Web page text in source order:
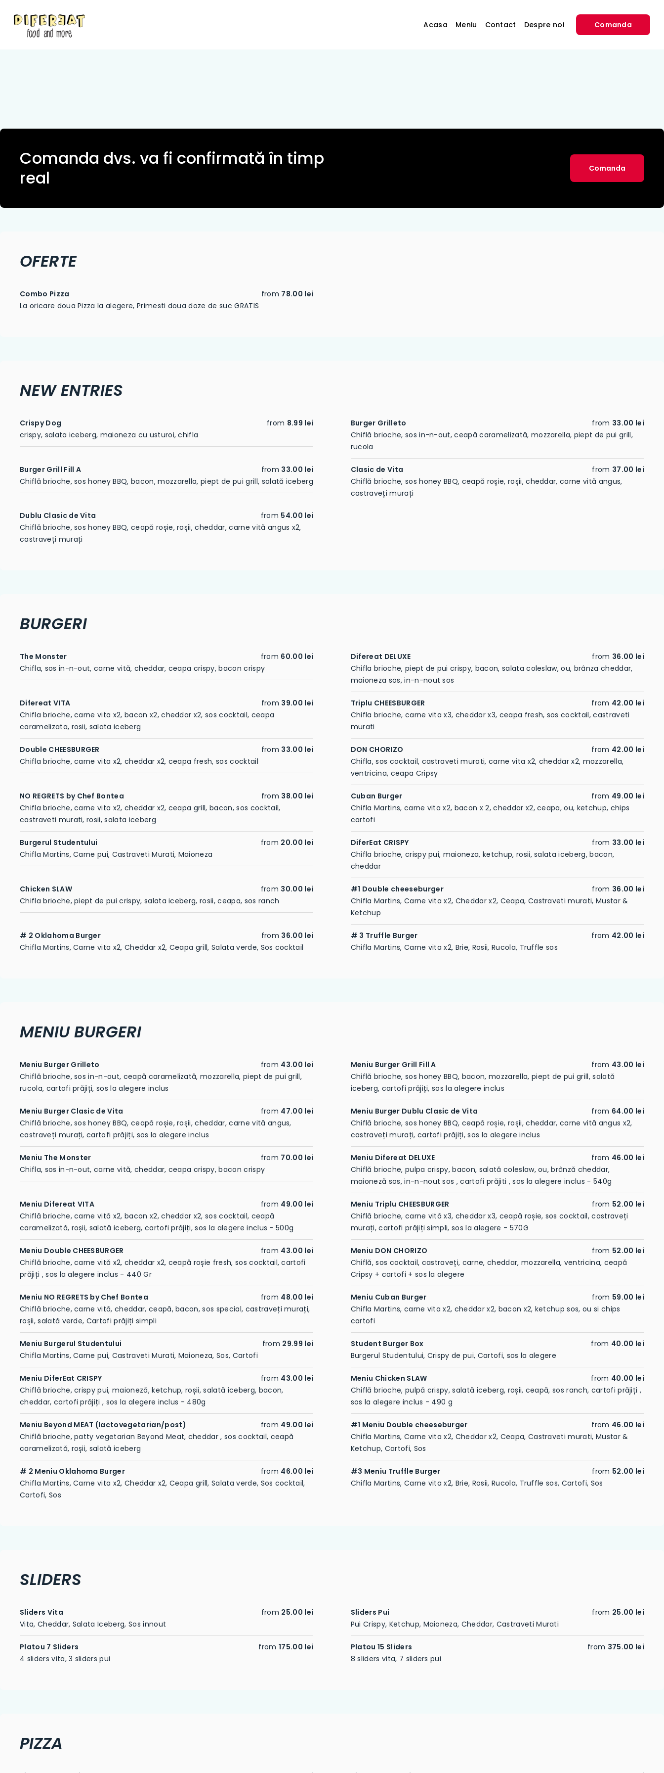
Acasa Meniu Contact Despre noi Comanda
Comanda dvs. va fi confirmată în timp
real
Comanda
OFERTE
Combo Pizza from 78.00 lei
La oricare doua Pizza la alegere, Primesti doua doze de suc GRATIS
NEW ENTRIES
Crispy Dog from 8.99 lei
crispy, salata iceberg, maioneza cu usturoi, chifla
Burger Grilleto from 33.00 lei
Chiflă brioche, sos in-n-out, ceapă caramelizată, mozzarella, piept de pui grill,
rucola
Burger Grill Fill A from 33.00 lei
Chiflă brioche, sos honey BBQ, bacon, mozzarella, piept de pui grill, salată iceberg
Clasic de Vita from 37.00 lei
Chiflă brioche, sos honey BBQ, ceapă roșie, roșii, cheddar, carne vită angus,
castraveți murați
Dublu Clasic de Vita from 54.00 lei
Chiflă brioche, sos honey BBQ, ceapă roșie, roșii, cheddar, carne vită angus x2,
castraveți murați
BURGERI
The Monster from 60.00 lei
Chifla, sos in-n-out, carne vită, cheddar, ceapa crispy, bacon crispy
Difereat DELUXE from 36.00 lei
Chifla brioche, piept de pui crispy, bacon, salata coleslaw, ou, brânza cheddar,
maioneza sos, in-n-nout sos
Difereat VITA from 39.00 lei
Chifla brioche, carne vita x2, bacon x2, cheddar x2, sos cocktail, ceapa
caramelizata, rosii, salata iceberg
Triplu CHEESBURGER from 42.00 lei
Chifla brioche, carne vita x3, cheddar x3, ceapa fresh, sos cocktail, castraveti
murati
Double CHEESBURGER from 33.00 lei
Chifla brioche, carne vita x2, cheddar x2, ceapa fresh, sos cocktail
DON CHORIZO from 42.00 lei
Chifla, sos cocktail, castraveti murati, carne vita x2, cheddar x2, mozzarella,
ventricina, ceapa Cripsy
NO REGRETS by Chef Bontea from 38.00 lei
Chifla brioche, carne vita x2, cheddar x2, ceapa grill, bacon, sos cocktail,
castraveti murati, rosii, salata iceberg
Cuban Burger from 49.00 lei
Chifla Martins, carne vita x2, bacon x 2, cheddar x2, ceapa, ou, ketchup, chips
cartofi
Burgerul Studentului from 20.00 lei
Chifla Martins, Carne pui, Castraveti Murati, Maioneza
DiferEat CRISPY from 33.00 lei
Chifla brioche, crispy pui, maioneza, ketchup, rosii, salata iceberg, bacon,
cheddar
Chicken SLAW from 30.00 lei
Chifla brioche, piept de pui crispy, salata iceberg, rosii, ceapa, sos ranch
#1 Double cheeseburger from 36.00 lei
Chifla Martins, Carne vita x2, Cheddar x2, Ceapa, Castraveti murati, Mustar &
Ketchup
# 2 Oklahoma Burger from 36.00 lei
Chifla Martins, Carne vita x2, Cheddar x2, Ceapa grill, Salata verde, Sos cocktail
# 3 Truffle Burger from 42.00 lei
Chifla Martins, Carne vita x2, Brie, Rosii, Rucola, Truffle sos
MENIU BURGERI
Meniu Burger Grilleto from 43.00 lei
Chiflă brioche, sos in-n-out, ceapă caramelizată, mozzarella, piept de pui grill,
rucola, cartofi prăjiți, sos la alegere inclus
Meniu Burger Grill Fill A from 43.00 lei
Chiflă brioche, sos honey BBQ, bacon, mozzarella, piept de pui grill, salată
iceberg, cartofi prăjiți, sos la alegere inclus
Meniu Burger Clasic de Vita from 47.00 lei
Chiflă brioche, sos honey BBQ, ceapă roșie, roșii, cheddar, carne vită angus,
castraveți murați, cartofi prăjiți, sos la alegere inclus
Meniu Burger Dublu Clasic de Vita from 64.00 lei
Chiflă brioche, sos honey BBQ, ceapă roșie, roșii, cheddar, carne vită angus x2,
castraveți murați, cartofi prăjiți, sos la alegere inclus
Meniu The Monster from 70.00 lei
Chifla, sos in-n-out, carne vită, cheddar, ceapa crispy, bacon crispy
Meniu Difereat DELUXE from 46.00 lei
Chiflă brioche, pulpa crispy, bacon, salată coleslaw, ou, brânză cheddar,
maioneză sos, in-n-nout sos , cartofi prăjiti , sos la alegere inclus - 540g
Meniu Difereat VITA from 49.00 lei
Chiflă brioche, carne vită x2, bacon x2, cheddar x2, sos cocktail, ceapă
caramelizată, roșii, salată iceberg, cartofi prăjiți, sos la alegere inclus - 500g
Meniu Triplu CHEESBURGER from 52.00 lei
Chiflă brioche, carne vită x3, cheddar x3, ceapă roșie, sos cocktail, castraveți
murați, cartofi prăjiți simpli, sos la alegere - 570G
Meniu Double CHEESBURGER from 43.00 lei
Chiflă brioche, carne vită x2, cheddar x2, ceapă roșie fresh, sos cocktail, cartofi
prăjiți , sos la alegere inclus - 440 Gr
Meniu DON CHORIZO from 52.00 lei
Chiflă, sos cocktail, castraveți, carne, cheddar, mozzarella, ventricina, ceapă
Cripsy + cartofi + sos la alegere
Meniu NO REGRETS by Chef Bontea from 48.00 lei
Chiflă brioche, carne vită, cheddar, ceapă, bacon, sos special, castraveți murați,
roșii, salată verde, Cartofi prăjiți simpli
Meniu Cuban Burger from 59.00 lei
Chifla Martins, carne vita x2, cheddar x2, bacon x2, ketchup sos, ou si chips
cartofi
Meniu Burgerul Studentului from 29.99 lei
Chifla Martins, Carne pui, Castraveti Murati, Maioneza, Sos, Cartofi
Student Burger Box from 40.00 lei
Burgerul Studentului, Crispy de pui, Cartofi, sos la alegere
Meniu DiferEat CRISPY from 43.00 lei
Chiflă brioche, crispy pui, maioneză, ketchup, roșii, salată iceberg, bacon,
cheddar, cartofi prăjiți , sos la alegere inclus - 480g
Meniu Chicken SLAW from 40.00 lei
Chiflă brioche, pulpă crispy, salată iceberg, roșii, ceapă, sos ranch, cartofi prăjiți ,
sos la alegere inclus - 490 g
Meniu Beyond MEAT (lactovegetarian/post) from 49.00 lei
Chiflă brioche, patty vegetarian Beyond Meat, cheddar , sos cocktail, ceapă
caramelizată, roșii, salată iceberg
#1 Meniu Double cheeseburger from 46.00 lei
Chifla Martins, Carne vita x2, Cheddar x2, Ceapa, Castraveti murati, Mustar &
Ketchup, Cartofi, Sos
# 2 Meniu Oklahoma Burger from 46.00 lei
Chifla Martins, Carne vita x2, Cheddar x2, Ceapa grill, Salata verde, Sos cocktail,
Cartofi, Sos
#3 Meniu Truffle Burger from 52.00 lei
Chifla Martins, Carne vita x2, Brie, Rosii, Rucola, Truffle sos, Cartofi, Sos
SLIDERS
Sliders Vita from 25.00 lei
Vita, Cheddar, Salata Iceberg, Sos innout
Sliders Pui from 25.00 lei
Pui Crispy, Ketchup, Maioneza, Cheddar, Castraveti Murati
Platou 7 Sliders from 175.00 lei
4 sliders vita, 3 sliders pui
Platou 15 Sliders from 375.00 lei
8 sliders vita, 7 sliders pui
PIZZA